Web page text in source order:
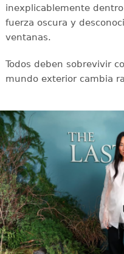
inexplicablemente
fuerza oscura y
ventanas.
Todos deben sobrevivir
mundo exterior cambia